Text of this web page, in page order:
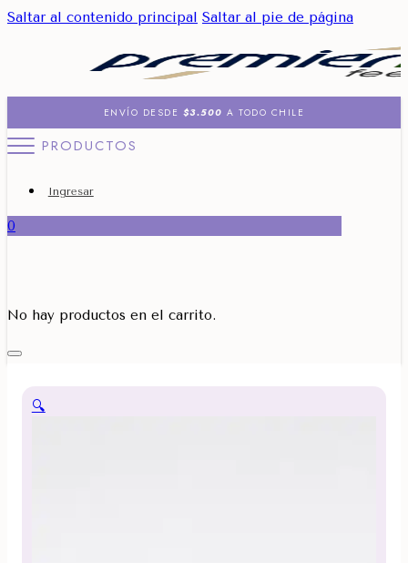
Saltar al contenido principal Saltar al pie de página
ENVÍO DESDE $3.500 A TODO CHILE
PRODUCTOS
Ingresar
0
No hay productos en el carrito.
🔍